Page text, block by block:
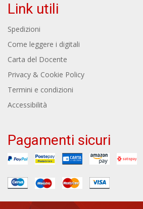
Link utili
Spedizioni
Come leggere i digitali
Carta del Docente
Privacy & Cookie Policy
Termini e condizioni
Accessibilità
Pagamenti sicuri